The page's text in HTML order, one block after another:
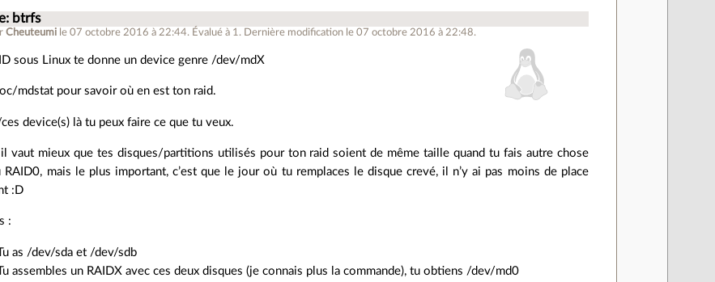
btrfs
Cheuteumi le 07 octobre 2016 à 22:44. Évalué à 1. Dernière modification le 07 octobre 2016 à 22:48.
sous Linux te donne un device genre /dev/mdX
mdstat pour savoir où en est ton raid.
device(s) là tu peux faire ce que tu veux.
vaut mieux que tes disques/partitions utilisés pour ton raid soient de même taille quand tu fais autre chose
RAID0, mais le plus important, c’est que le jour où tu remplaces le disque crevé, il n’y ai pas moins de place
:D
:
as /dev/sda et /dev/sdb
assembles un RAIDX avec ces deux disques (je connais plus la commande), tu obtiens /dev/md0